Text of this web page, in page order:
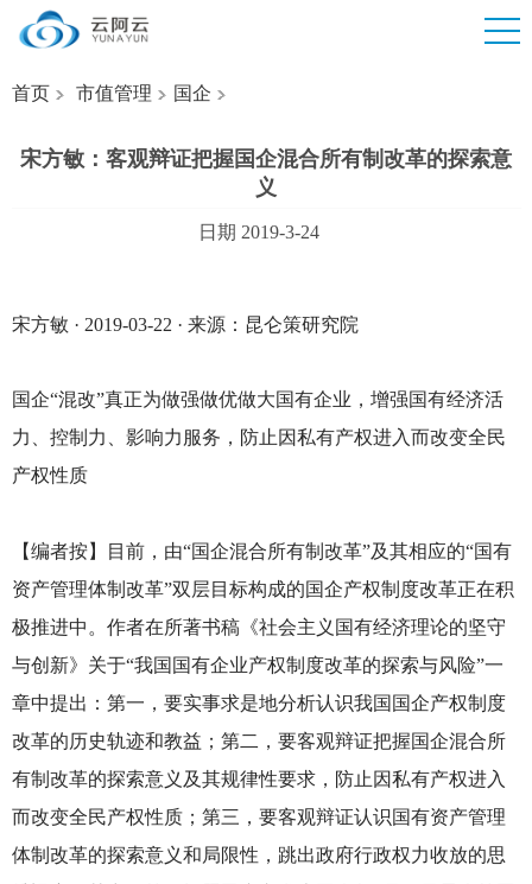
首页 市值管理 国企
宋方敏：客观辩证把握国企混合所有制改革的探索意
义
日期 2019-3-24
宋方敏 · 2019-03-22 · 来源：昆仑策研究院
国企“混改”真正为做强做优做大国有企业，增强国有经济活
力、控制力、影响力服务，防止因私有产权进入而改变全民
产权性质
【编者按】目前，由“国企混合所有制改革”及其相应的“国有
资产管理体制改革”双层目标构成的国企产权制度改革正在积
极推进中。作者在所著书稿《社会主义国有经济理论的坚守
与创新》关于“我国国有企业产权制度改革的探索与风险”一
章中提出：第一，要实事求是地分析认识我国国企产权制度
改革的历史轨迹和教益；第二，要客观辩证把握国企混合所
有制改革的探索意义及其规律性要求，防止因私有产权进入
而改变全民产权性质；第三，要客观辩证认识国有资产管理
体制改革的探索意义和局限性，跳出政府行政权力收放的思